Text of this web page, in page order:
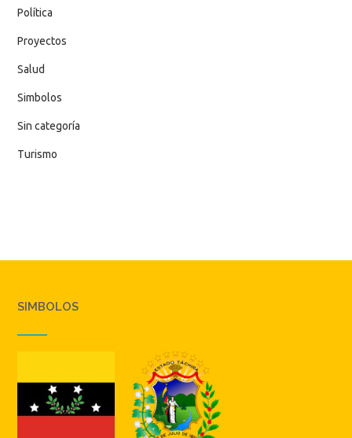
Política
Proyectos
Salud
Simbolos
Sin categoría
Turismo
SIMBOLOS